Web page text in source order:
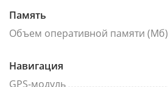
Память
Объем оперативной памяти (Мб)
Навигация
GPS-модуль